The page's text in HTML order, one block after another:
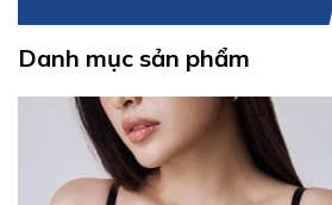
Danh mục sản phẩm